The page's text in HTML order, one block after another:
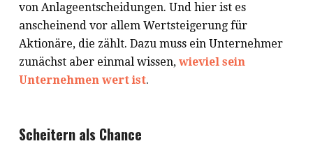
von Anlageentscheidungen. Und hier ist es
anscheinend vor allem Wertsteigerung für
Aktionäre, die zählt. Dazu muss ein Unternehmer
zunächst aber einmal wissen, wieviel sein
Unternehmen wert ist.
Scheitern als Chance